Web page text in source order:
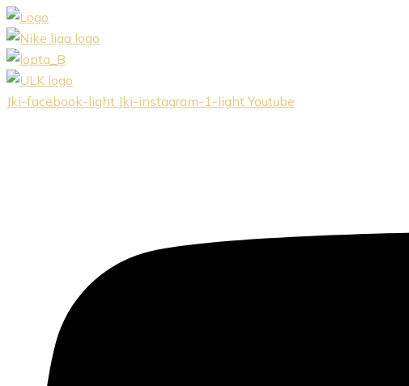
Preskočiť
na
obsah
Jki-facebook-light Jki-instagram-1-light Youtube